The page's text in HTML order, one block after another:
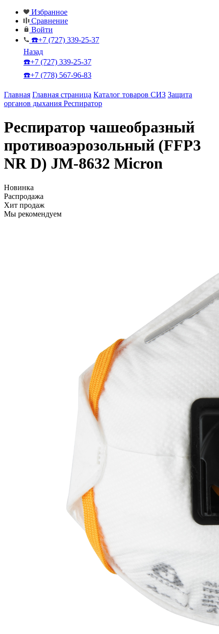
Избранное
Сравнение
Войти
☎️+7 (727) 339-25-37
Назад
☎️+7 (727) 339-25-37
☎️+7 (778) 567-96-83
Главная Главная страница Каталог товаров СИЗ Защита
органов дыхания Респиратор
Респиратор чашеобразный
противоаэрозольный (FFP3
NR D) JM-8632 Micron
Новинка
Распродажа
Хит продаж
Мы рекомендуем